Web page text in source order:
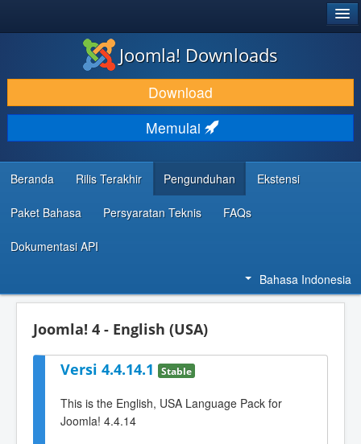
DOWNLOAD & KEMBANGKAN
TEMUKAN & PELAJARI
DUKUNGAN & KOMUNITAS
REFERENSI DEVELOPER
Joomla! Downloads
Download
Memulai
Beranda Rilis Terakhir Pengunduhan Ekstensi
Paket Bahasa Persyaratan Teknis FAQs
Dokumentasi API
Bahasa Indonesia
Joomla! 4 - English (USA)
Versi 4.4.14.1 Stable
This is the English, USA Language Pack for
Joomla! 4.4.14